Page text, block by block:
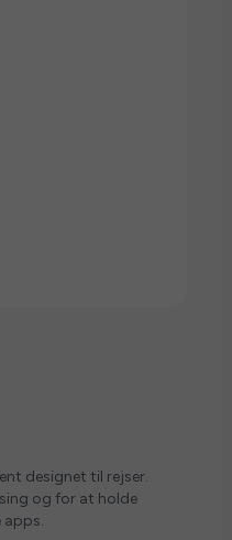
designet til rejser.
og for at holde
apps.